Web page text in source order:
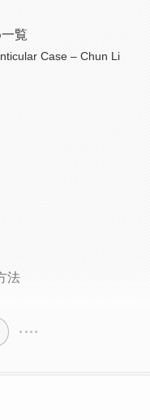
覧
Case – Chun Li
法